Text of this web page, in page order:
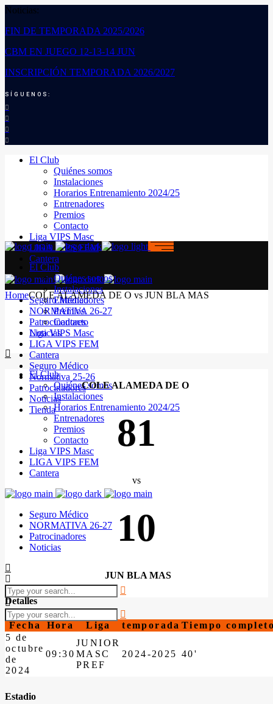
Noticias:
FIN DE TEMPORADA 2025/2026
CBM EN JUEGO 12-13-14 JUN
INSCRIPCIÓN TEMPORADA 2026/2027
SÍGUENOS:
El Club
Quiénes somos
Instalaciones
Horarios Entrenamiento 2024/25
Entrenadores
Premios
Contacto
Liga VIPS Masc
LIGA VIPS FEM
Cantera
Seguro Médico
NORMATIVA 26-27
Patrocinadores
Noticias
El Club
Quiénes somos
Instalaciones
Horarios Entrenamiento 2024/25
Entrenadores
Premios
Contacto
Liga VIPS Masc
LIGA VIPS FEM
Cantera
Seguro Médico
NORMATIVA 26-27
Patrocinadores
Noticias
El Club
Quiénes somos
Instalaciones
Entrenadores
Premios
Contacto
Liga VIPS Masc
LIGA VIPS FEM
Cantera
Seguro Médico
Normativa 25-26
Patrocinadores
Noticias
Tienda
HomeCOLE ALAMEDA DE O vs JUN BLA MAS
COLE ALAMEDA DE O
81
vs
10
JUN BLA MAS
Detalles
Fecha Hora Liga temporada Tiempo
5 de
octubre
de
2024
09:30
JUNIOR
MASC
PREF
2024-2025 40'
Estadio